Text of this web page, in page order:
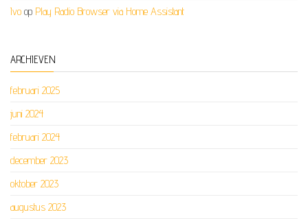
Ivo op Play Radio Browser via Home Assistant
ARCHIEVEN
februari 2025
juni 2024
februari 2024
december 2023
oktober 2023
augustus 2023